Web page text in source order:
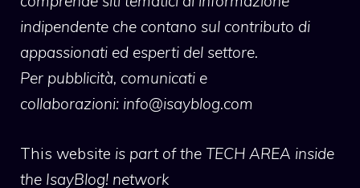
indipendente che contano sul contributo di
appassionati ed esperti del settore.
Per pubblicità, comunicati e
collaborazioni: info@isayblog.com
This website is part of the TECH AREA inside
the IsayBlog! network